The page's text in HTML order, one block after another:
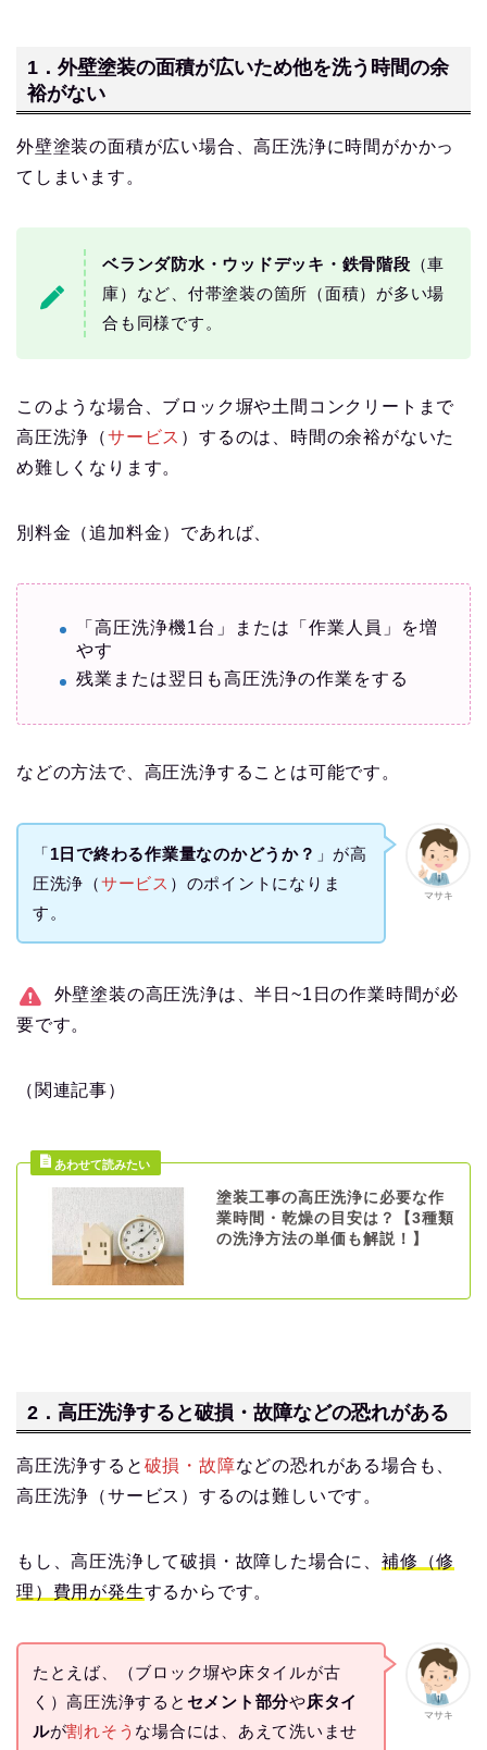
1．外壁塗装の面積が広いため他を洗う時間の余
裕がない
外壁塗装の面積が広い場合、高圧洗浄に時間がかかっ
てしまいます。
ベランダ防水・ウッドデッキ・鉄骨階段 （車
庫）など、付帯塗装の箇所（面積）が多い場
合も同様です。
このような場合、ブロック塀や土間コンクリートまで
高圧洗浄（サービス ）するのは、時間の余裕がないた
め難しくなります。
別料金（追加料金）であれば、
「高圧洗浄機1台」または「作業人員」を増
やす
残業または翌日も高圧洗浄の作業をする
などの方法で、高圧洗浄することは可能です。
マサキ
「1日で終わる作業量なのかどうか？ 」が高
圧洗浄（サービス ）のポイントになりま
す。
外壁塗装の高圧洗浄は、半日~1日の作業時間が必
要です。
（関連記事）
塗装工事の高圧洗浄に必要な作
業時間・乾燥の目安は？【3種類
の洗浄方法の単価も解説！】
2．高圧洗浄すると破損・故障などの恐れがある
高圧洗浄すると 破損・故障などの恐れがある場合も、
高圧洗浄（サービス）するのは難しいです。
もし、高圧洗浄して破損・故障した場合に、 補修（修
理）費用が発生するからです。
マサキ
たとえば、（ブロック塀や床タイルが古
く）高圧洗浄すると セメント部分や床タイ
ルが割れそう な場合には、あえて洗いませ